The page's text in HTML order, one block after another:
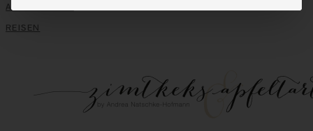
ALLE REZEPTE
REISEN